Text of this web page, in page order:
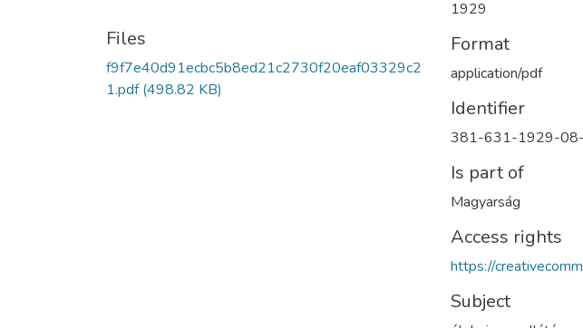
Files
f9f7e40d91ecbc5b8ed21c2730f20eaf03329c2
1.pdf(498.82 KB)
1929
Format
application/pdf
Identifier
381-631-1929-
Is part of
Magyarság
Access rights
https://
Subject